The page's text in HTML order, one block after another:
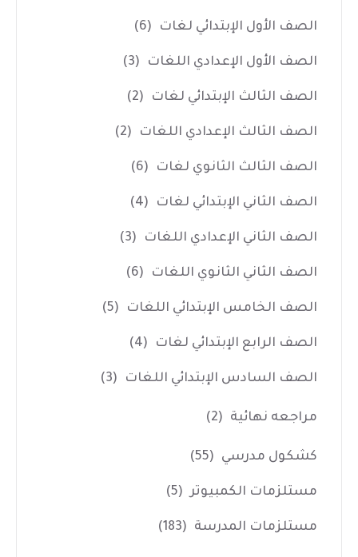
الصف الأول الإبتدائي لغات (6)
الصف الأول الإعدادي اللغات (3)
الصف الثالث الإبتدائي لغات (2)
الصف الثالث الإعدادي اللغات (2)
الصف الثالث الثانوي لغات (6)
الصف الثاني الإبتدائي لغات (4)
الصف الثاني الإعدادي اللغات (3)
الصف الثاني الثانوي اللغات (6)
الصف الخامس الإبتدائي اللغات (5)
الصف الرابع الإبتدائي لغات (4)
الصف السادس الإبتدائي اللغات (3)
مراجعه نهائية (2)
كشكول مدرسي (55)
مستلزمات الكمبيوتر (5)
مستلزمات المدرسة (183)